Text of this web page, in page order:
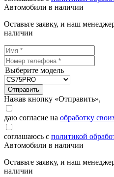
Автомобили в наличии
Оставьте заявку, и наш
наличии
Выберите модель
Отправить
Нажав кнопку «Отправить»,
даю согласие на обработку
соглашаюсь с политикой
Автомобили в наличии
Оставьте заявку, и наш
наличии